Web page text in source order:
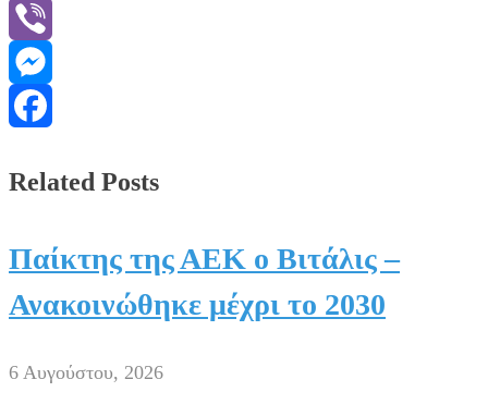
WhatsApp
Viber
Messenger
Related Posts
Παίκτης της ΑΕΚ ο Βιτάλις –
Ανακοινώθηκε μέχρι το 2030
6 Αυγούστου, 2026